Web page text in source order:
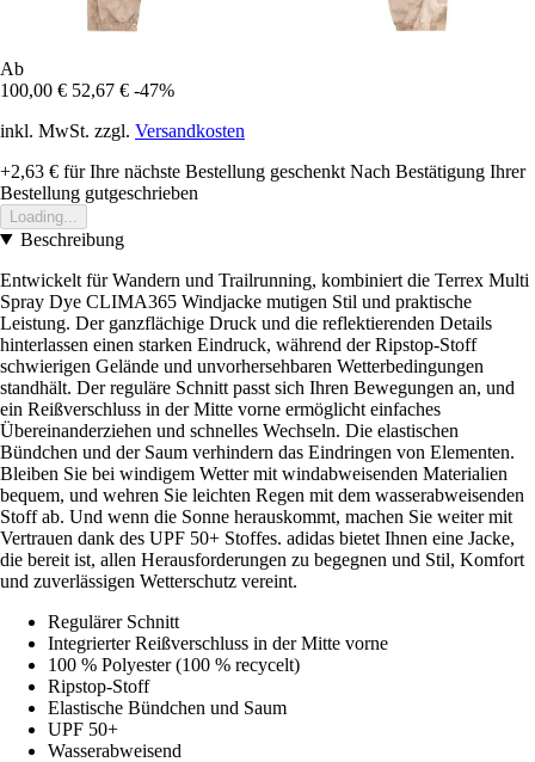
Ab
100,00 € 52,67 € -47%
inkl. MwSt. zzgl. Versandkosten
+2,63 € für Ihre nächste Bestellung geschenkt Nach Bestätigung Ihrer
Bestellung gutgeschrieben
Loading...
Beschreibung
Entwickelt für Wandern und Trailrunning, kombiniert die Terrex Multi
Spray Dye CLIMA365 Windjacke mutigen Stil und praktische
Leistung. Der ganzflächige Druck und die reflektierenden Details
hinterlassen einen starken Eindruck, während der Ripstop-Stoff
schwierigen Gelände und unvorhersehbaren Wetterbedingungen
standhält. Der reguläre Schnitt passt sich Ihren Bewegungen an, und
ein Reißverschluss in der Mitte vorne ermöglicht einfaches
Übereinanderziehen und schnelles Wechseln. Die elastischen
Bündchen und der Saum verhindern das Eindringen von Elementen.
Bleiben Sie bei windigem Wetter mit windabweisenden Materialien
bequem, und wehren Sie leichten Regen mit dem wasserabweisenden
Stoff ab. Und wenn die Sonne herauskommt, machen Sie weiter mit
Vertrauen dank des UPF 50+ Stoffes. adidas bietet Ihnen eine Jacke,
die bereit ist, allen Herausforderungen zu begegnen und Stil, Komfort
und zuverlässigen Wetterschutz vereint.
Regulärer Schnitt
Integrierter Reißverschluss in der Mitte vorne
100 % Polyester (100 % recycelt)
Ripstop-Stoff
Elastische Bündchen und Saum
UPF 50+
Wasserabweisend